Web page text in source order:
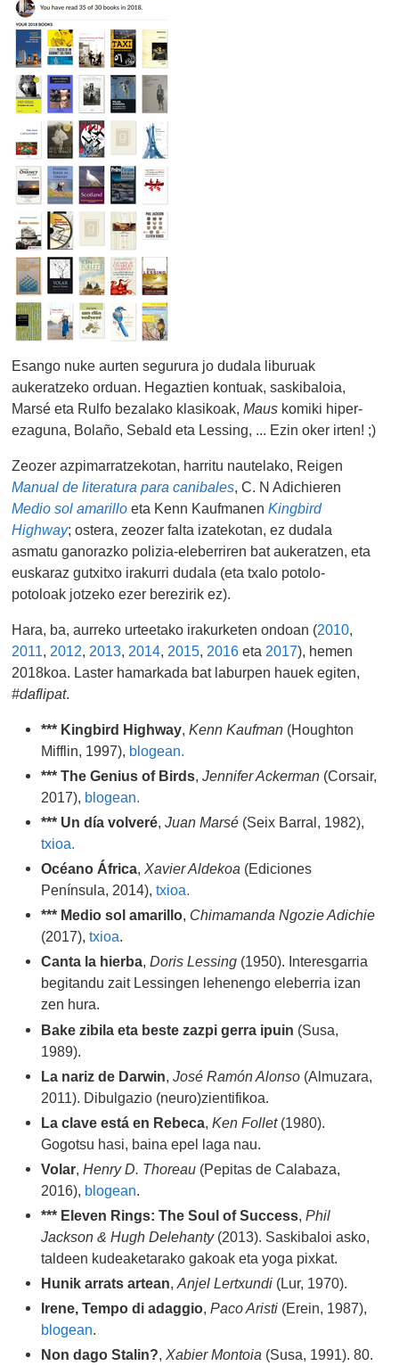
Esango nuke aurten segurura jo dudala liburuak
aukeratzeko orduan. Hegaztien kontuak, saskibaloia,
Marsé eta Rulfo bezalako klasikoak,Maus komiki hiper-
ezaguna, Bolaño, Sebald eta Lessing, ... Ezin oker irten! ;)
Zeozer azpimarratzekotan, harritu nautelako, Reigen
Manual de literatura para canibales, C. N Adichieren
Medio sol amarillo eta Kenn KaufmanenKingbird
Highway; ostera, zeozer falta izatekotan, ez dudala
asmatu ganorazko polizia-eleberriren bat aukeratzen, eta
euskaraz gutxitxo irakurri dudala (eta txalo potolo-
potoloak jotzeko ezer berezirik ez).
Hara, ba, aurreko urteetako irakurketen ondoan (2010,
2011, 2012, 2013, 2014, 2015, 2016 eta 2017), hemen
2018koa. Laster hamarkada bat laburpen hauek egiten,
#daflipat.
*** Kingbird Highway, Kenn Kaufman(Houghton
Mifflin, 1997), blogean.
*** The Genius of Birds, Jennifer Ackerman (Corsair,
2017), blogean.
*** Un día volveré, Juan Marsé (Seix Barral, 1982),
txioa.
Océano África, Xavier Aldekoa (Ediciones
Península, 2014), txioa.
*** Medio sol amarillo, Chimamanda Ngozie Adichie
(2017), txioa.
Canta la hierba, Doris Lessing (1950). Interesgarria
begitandu zait Lessingen lehenengo eleberria izan
zen hura.
Bake zibila eta beste zazpi gerra ipuin (Susa,
1989).
La nariz de Darwin José Ramón Alonso (Almuzara,
2011). Dibulgazio (neuro)zientifikoa.
La clave está en Rebeca, Ken Follet (1980).
Gogotsu hasi, baina epel laga nau.
Volar, Henry D. Thoreau (Pepitas de Calabaza,
2016), blogean.
*** Eleven Rings: The Soul of Success, Phil
Jackson & Hugh Delehanty(2013). Saskibaloi asko,
taldeen kudeaketarako gakoak eta yoga pixkat.
Hunik arrats artean, Anjel Lertxundi(Lur, 1970).
Irene, Tempo di adaggio, Paco Aristi (Erein, 1987),
blogean.
Non dago Stalin?, Xabier Montoia (Susa, 1991). 80.